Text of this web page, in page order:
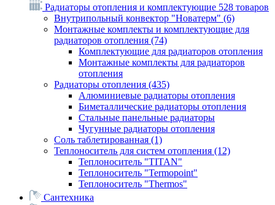
Радиаторы отопления и комплектующие 528 товаров
Внутрипольный конвектор "Новатерм" (6)
Монтажные комплекты и комплектующие для
радиаторов отопления (74)
Комплектующие для радиаторов отопления
Монтажные комплекты для радиаторов
отопления
Радиаторы отопления (435)
Алюминиевые радиаторы отопления
Биметаллические радиаторы отопления
Стальные панельные радиаторы
Чугунные радиаторы отопления
Соль таблетированная (1)
Теплоноситель для систем отопления (12)
Теплоноситель "TITAN"
Теплоноситель "Termopoint"
Теплоноситель "Thermos"
Сантехника